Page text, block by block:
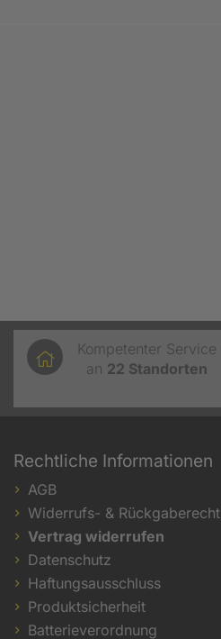
Kompetenter Service
an 22 Standorten
Rechtliche Informationen
AGB
Widerrufs- & Rückgaberecht
Vertrag widerrufen
Datenschutz
Haftungsausschluss
Produktsicherheit
Batterieverordnung